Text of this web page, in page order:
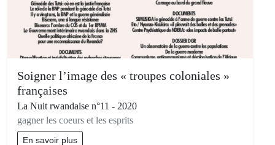
Soigner l’image des « troupes coloniales »
françaises
La Nuit rwandaise n°11 - 2020
gagner les coeurs et les esprits
En savoir plus